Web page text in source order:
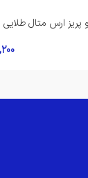
پریز ارس متال